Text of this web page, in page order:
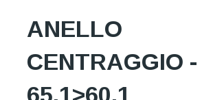
ANELLO
CENTRAGGIO -
65,1>60,1